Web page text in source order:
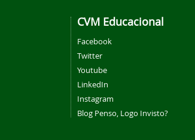
CVM Educacional
Facebook
Twitter
Youtube
LinkedIn
Instagram
Blog Penso, Logo Invisto?